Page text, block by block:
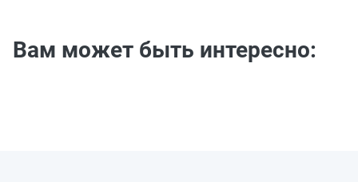
Вам может быть интересно: